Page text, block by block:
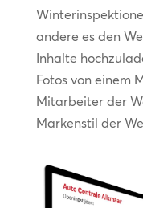
andere es den
Inhalte
Fotos von einem
Mitarbeiter der
Markenstil der